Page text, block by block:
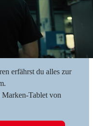
dein Betrieb einen
die
Vielleicht ja du? Die
vom 1. März bis 31.
erfährst du alles zur
Tablet von